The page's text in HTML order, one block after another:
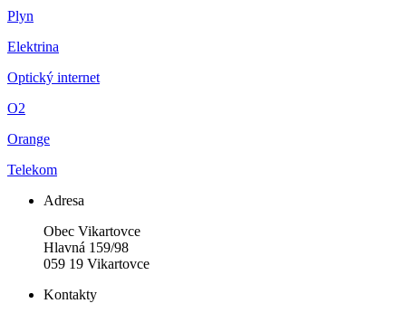
Plyn
Elektrina
Optický internet
O2
Orange
Telekom
Adresa
Obec Vikartovce
Hlavná 159/98
059 19 Vikartovce
Kontakty